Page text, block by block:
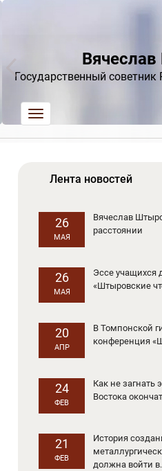
Государственный
trk
Лента новостей
26
МАЯ
Вячеслав
расстоянии
26
МАЯ
Эссе учащихся
«Штыровские
20
АПР
В Томпонской
конференция
24
ФЕВ
Как не загнать
Востока
21
ФЕВ
История
должна войти